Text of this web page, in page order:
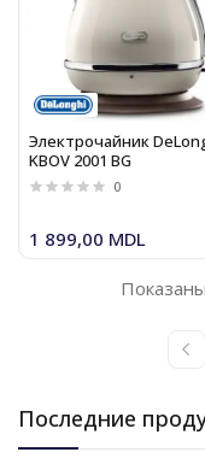
Последние
Электрочайник
KBOV 2001 BG
0
1 899,00 MDL